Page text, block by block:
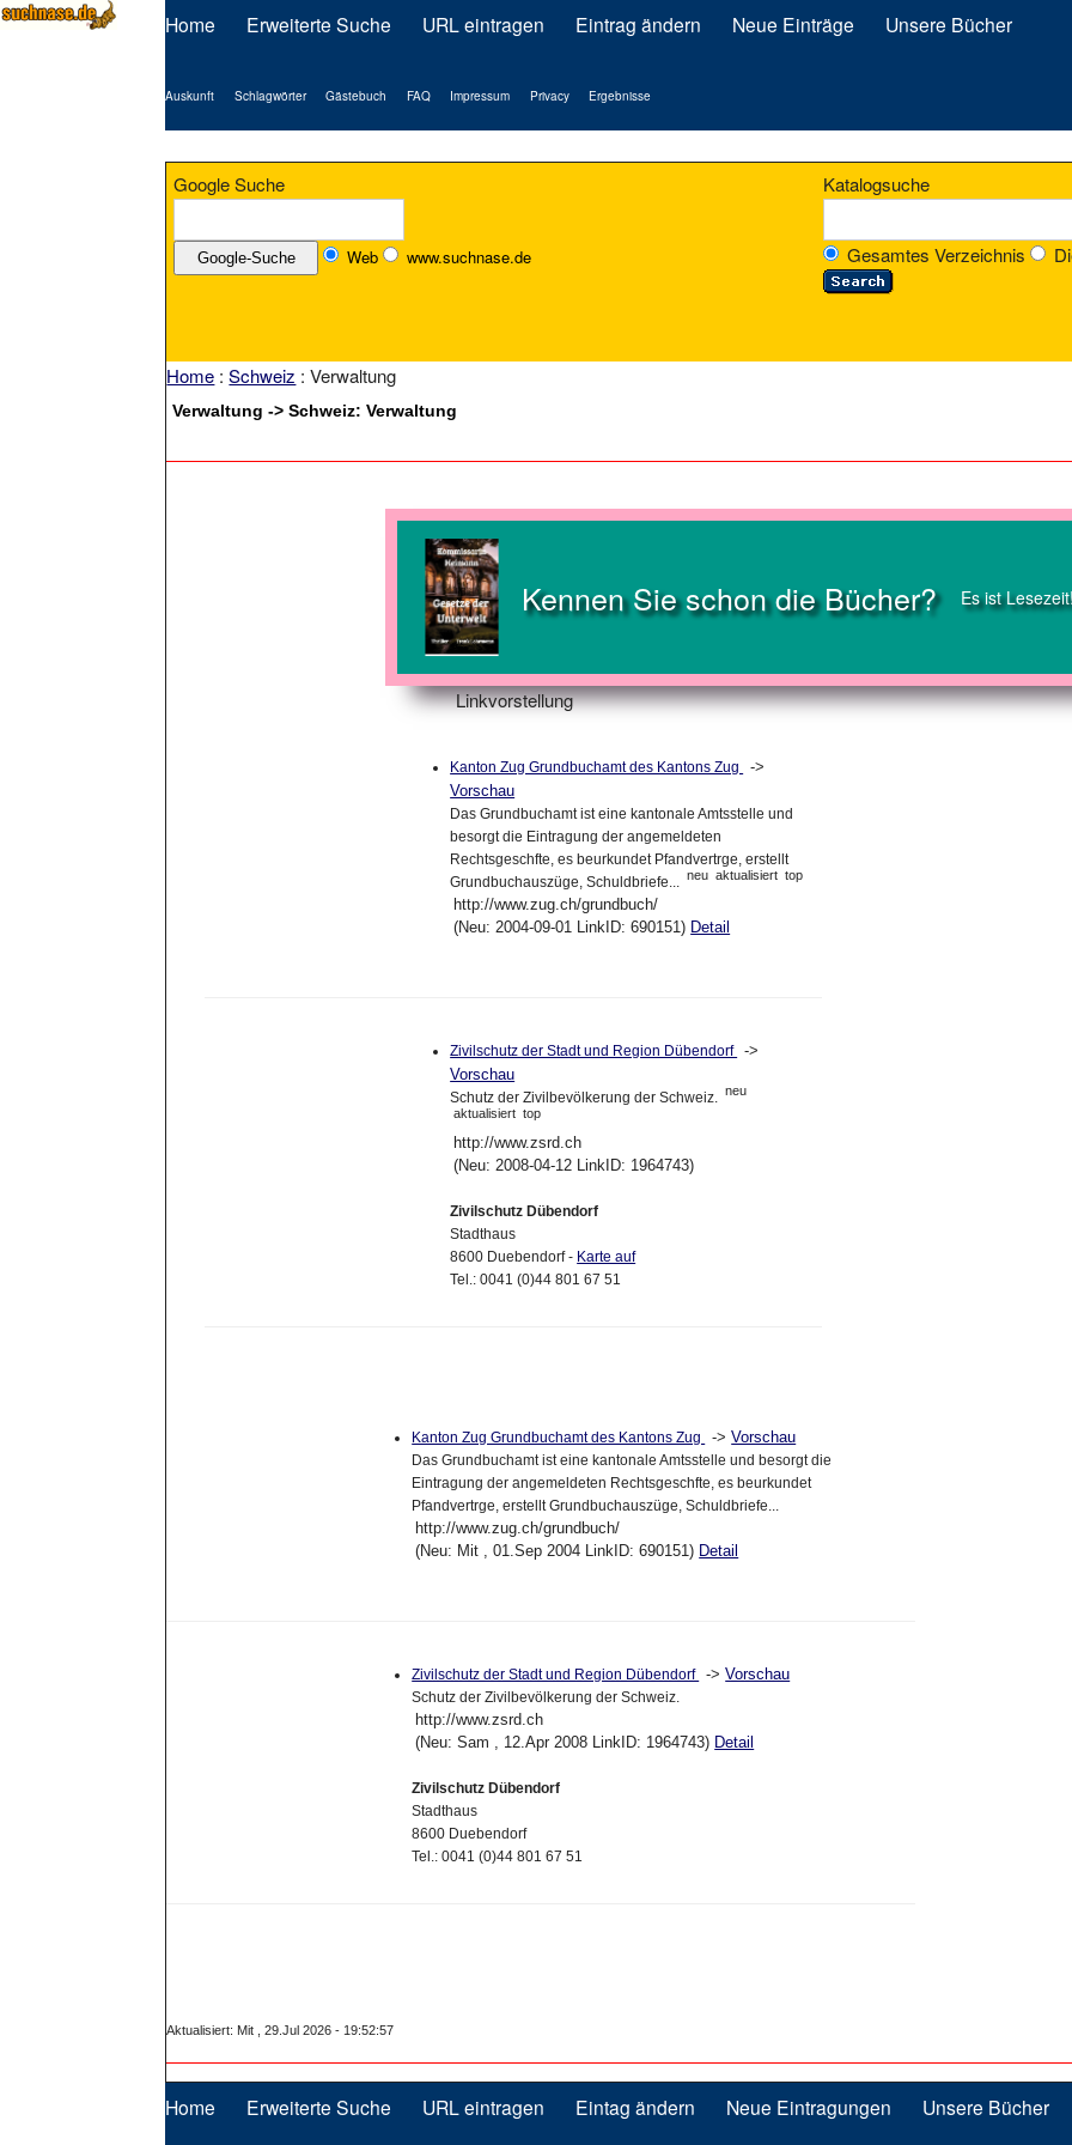
Home Erweiterte Suche URL eintragen Eintrag ändern Neue Einträge Unsere Bücher
Auskunft Schlagwörter Gästebuch FAQ Impressum Privacy Ergebnisse
Google Suche
Web www.suchnase.de
Katalogsuche
Gesamtes Verzeichnis
Home :Schweiz : Verwaltung
Verwaltung -> Schweiz: Verwaltung
Kennen Sie schon die Bücher? Es ist
Linkvorstellung
Kanton Zug Grundbuchamt des Kantons Zug
->
Vorschau
Das Grundbuchamt ist eine kantonale Amtsstelle und
besorgt die Eintragung der angemeldeten
Rechtsgeschfte, es beurkundet Pfandvertrge, erstellt
Grundbuchauszüge, Schuldbriefe... neu aktualisiert top
http://www.zug.ch/grundbuch/
(Neu: 2004-09-01 LinkID: 690151) Detail
Zivilschutz der Stadt und Region Dübendorf ->
Vorschau
Schutz der Zivilbevölkerung der Schweiz.
neu
aktualisiert top
http://www.zsrd.ch
(Neu: 2008-04-12 LinkID: 1964743)
Zivilschutz Dübendorf
Stadthaus
8600 Duebendorf - Karte auf
Tel.: 0041 (0)44 801 67 51
Kanton Zug Grundbuchamt des Kantons Zug ->Vorschau
Das Grundbuchamt ist eine kantonale Amtsstelle und besorgt die
Eintragung der angemeldeten Rechtsgeschfte, es beurkundet
Pfandvertrge, erstellt Grundbuchauszüge, Schuldbriefe...
http://www.zug.ch/grundbuch/
(Neu: Mit , 01.Sep 2004 LinkID: 690151) Detail
Zivilschutz der Stadt und Region Dübendorf ->Vorschau
Schutz der Zivilbevölkerung der Schweiz.
http://www.zsrd.ch
(Neu: Sam , 12.Apr 2008 LinkID: 1964743) Detail
Zivilschutz Dübendorf
Stadthaus
8600 Duebendorf
Tel.: 0041 (0)44 801 67 51
Aktualisiert: Mit , 29.Jul 2026 - 19:52:57
Home Erweiterte Suche URL eintragen Eintag ändern Neue Eintragungen Unsere Bücher